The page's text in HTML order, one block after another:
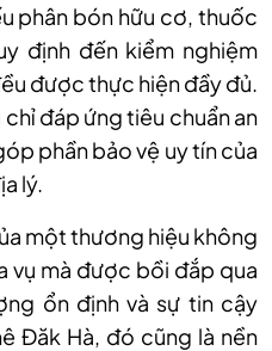
phân bón hữu cơ, thuốc
định đến kiểm nghiệm
được thực hiện đầy đủ.
đáp ứng tiêu chuẩn an
phần bảo vệ uy tín của
lý.
một thương hiệu không
vụ mà được bồi đắp qua
ổn định và sự tin cậy
Đăk Hà, đó cũng là nền